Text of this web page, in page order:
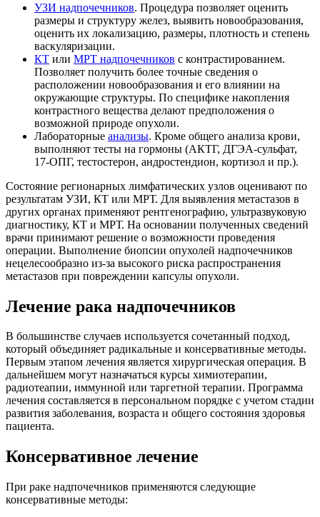
УЗИ надпочечников. Процедура позволяет оценить
размеры и структуру желез, выявить новообразования,
оценить их локализацию, размеры, плотность и степень
васкуляризации.
КТ или МРТ надпочечников с контрастированием.
Позволяет получить более точные сведения о
расположении новообразования и его влиянии на
окружающие структуры. По специфике накопления
контрастного вещества делают предположения о
возможной природе опухоли.
Лабораторные анализы. Кроме общего анализа крови,
выполняют тесты на гормоны (АКТГ, ДГЭА-сульфат,
17-ОПГ, тестостерон, андростендион, кортизол и пр.).
Состояние регионарных лимфатических узлов оценивают по
результатам УЗИ, КТ или МРТ. Для выявления метастазов в
других органах применяют рентгенографию, ультразвуковую
диагностику, КТ и МРТ. На основании полученных сведений
врачи принимают решение о возможности проведения
операции. Выполнение биопсии опухолей надпочечников
нецелесообразно из-за высокого риска распространения
метастазов при повреждении капсулы опухоли.
Лечение рака надпочечников
В большинстве случаев используется сочетанный подход,
который объединяет радикальные и консервативные методы.
Первым этапом лечения является хирургическая операция. В
дальнейшем могут назначаться курсы химиотерапии,
радиотеапии, иммунной или таргетной терапии. Программа
лечения составляется в персональном порядке с учетом стадии
развития заболевания, возраста и общего состояния здоровья
пациента.
Консервативное лечение
При раке надпочечников применяются следующие
консервативные методы: